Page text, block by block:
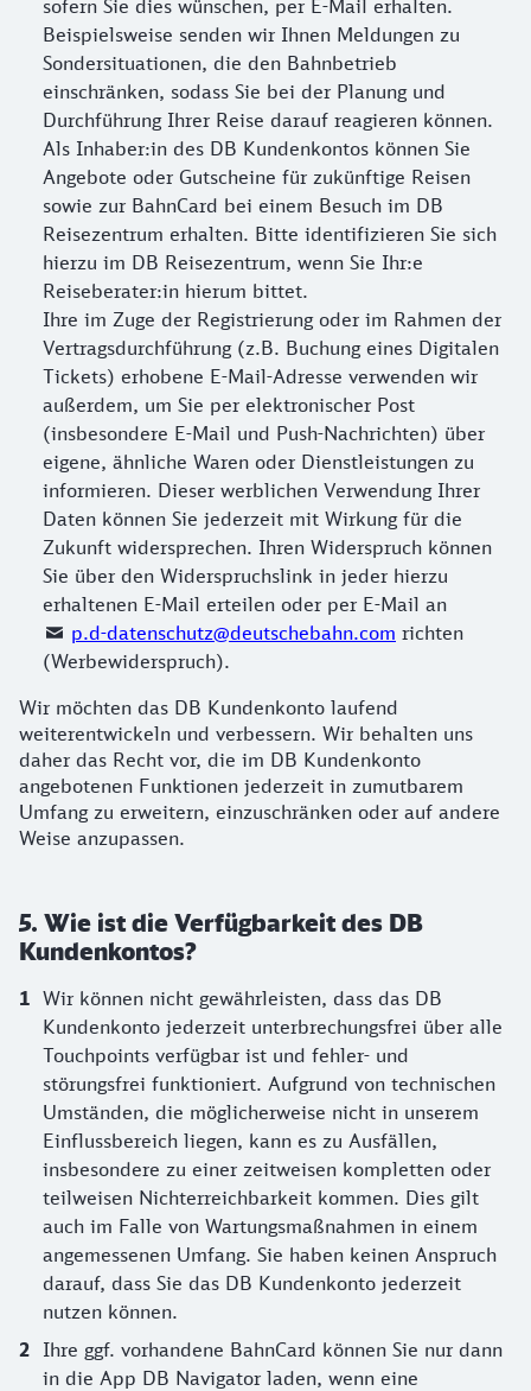
sofern Sie dies wünschen, per E-Mail erhalten.
Beispielsweise senden wir Ihnen Meldungen zu
Sondersituationen, die den Bahnbetrieb
einschränken, sodass Sie bei der Planung und
Durchführung Ihrer Reise darauf reagieren können.
Als Inhaber:in des DB Kundenkontos können Sie
Angebote oder Gutscheine für zukünftige Reisen
sowie zur BahnCard bei einem Besuch im DB
Reisezentrum erhalten. Bitte identifizieren Sie sich
hierzu im DB Reisezentrum, wenn Sie Ihr:e
Reiseberater:in hierum bittet.
Ihre im Zuge der Registrierung oder im Rahmen der
Vertragsdurchführung (z.B. Buchung eines Digitalen
Tickets) erhobene E-Mail-Adresse verwenden wir
außerdem, um Sie per elektronischer Post
(insbesondere E-Mail und Push-Nachrichten) über
eigene, ähnliche Waren oder Dienstleistungen zu
informieren. Dieser werblichen Verwendung Ihrer
Daten können Sie jederzeit mit Wirkung für die
Zukunft widersprechen. Ihren Widerspruch können
Sie über den Widerspruchslink in jeder hierzu
erhaltenen E-Mail erteilen oder per E-Mail an
p.d-datenschutz@deutschebahn.com richten
(Werbewiderspruch).
Wir möchten das DB Kundenkonto laufend
weiterentwickeln und verbessern. Wir behalten uns
daher das Recht vor, die im DB Kundenkonto
angebotenen Funktionen jederzeit in zumutbarem
Umfang zu erweitern, einzuschränken oder auf andere
Weise anzupassen.
5. Wie ist die Verfügbarkeit des DB
Kundenkontos?
Wir können nicht gewährleisten, dass das DB
Kundenkonto jederzeit unterbrechungsfrei über alle
Touchpoints verfügbar ist und fehler- und
störungsfrei funktioniert. Aufgrund von technischen
Umständen, die möglicherweise nicht in unserem
Einflussbereich liegen, kann es zu Ausfällen,
insbesondere zu einer zeitweisen kompletten oder
teilweisen Nichterreichbarkeit kommen. Dies gilt
auch im Falle von Wartungsmaßnahmen in einem
angemessenen Umfang. Sie haben keinen Anspruch
darauf, dass Sie das DB Kundenkonto jederzeit
nutzen können.
Ihre ggf. vorhandene BahnCard können Sie nur dann
in die App DB Navigator laden, wenn eine